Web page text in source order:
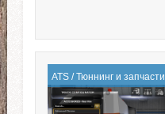
ATS/Тюннинг и запчасти